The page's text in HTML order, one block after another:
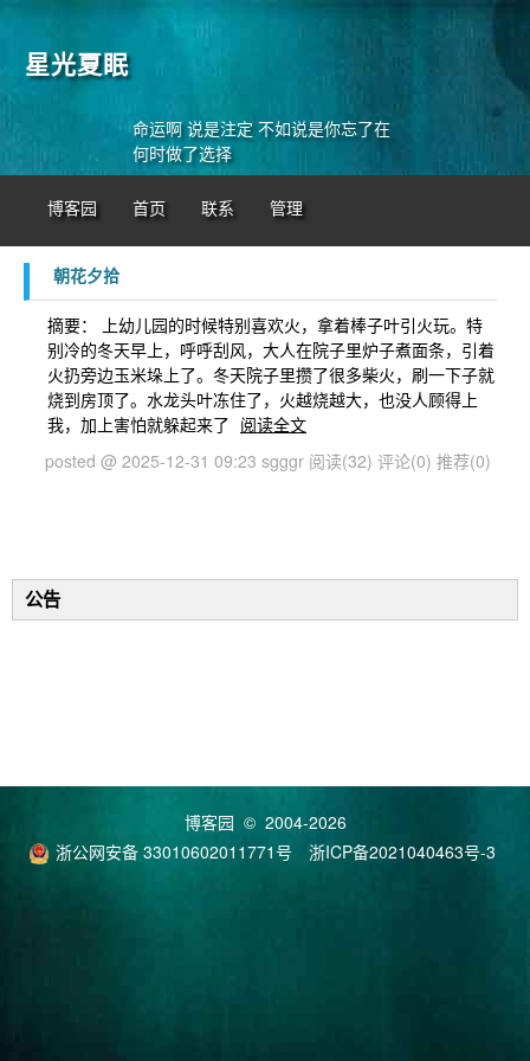
星光夏眠
命运啊 说是注定 不如说是你忘了在
何时做了选择
博客园 首页 联系 管理
朝花夕拾
摘要： 上幼儿园的时候特别喜欢火，拿着棒子叶引火玩。特
别冷的冬天早上，呼呼刮风，大人在院子里炉子煮面条，引着
火扔旁边玉米垛上了。冬天院子里攒了很多柴火，刷一下子就
烧到房顶了。水龙头叶冻住了，火越烧越大，也没人顾得上
我，加上害怕就躲起来了 阅读全文
posted @ 2025-12-31 09:23 sgggr 阅读(32) 评论(0) 推荐(0)
公告
博客园 © 2004-2026
浙公网安备 33010602011771号
浙ICP备2021040463号-3